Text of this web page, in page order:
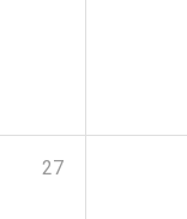
27